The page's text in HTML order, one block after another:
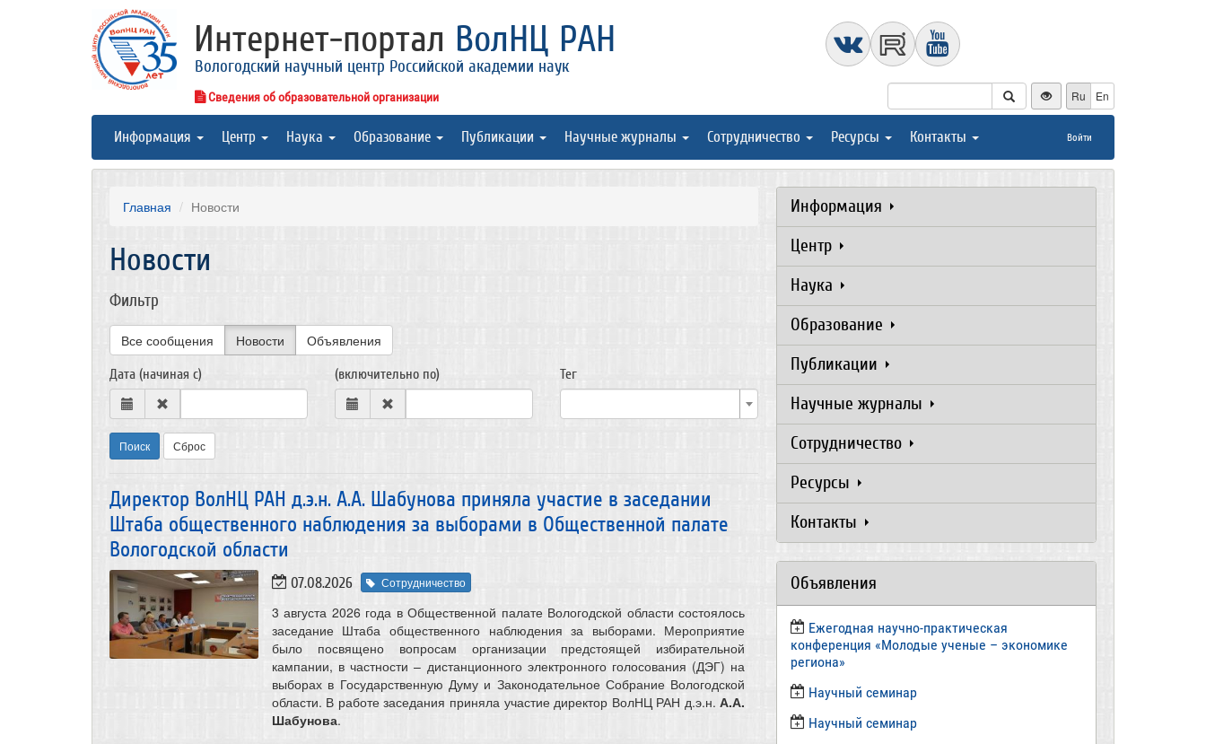
Интернет-портал ВолНЦ РАН
Вологодский научный центр Российской академии наук
Сведения об образовательной организации Ru En
Информация Центр Наука Образование Публикации Научные журналы Сотрудничество Ресурсы Контакты Войти
Главная Новости
Новости
Фильтр
Все сообщения Новости Объявления
Дата (начиная с) (включительно по) Тег
Поиск Сброс
Директор ВолНЦ РАН д.э.н. А.А. Шабунова приняла участие в заседании
Штаба общественного наблюдения за выборами в Общественной палате
Вологодской области
07.08.2026 Сотрудничество
3 августа 2026 года в Общественной палате Вологодской области состоялось
заседание Штаба общественного наблюдения за выборами. Мероприятие
было посвящено вопросам организации предстоящей избирательной
кампании, в частности – дистанционного электронного голосования (ДЭГ) на
выборах в Государственную Думу и Законодательное Собрание Вологодской
области. В работе заседания приняла участие директор ВолНЦ РАН д.э.н.А.А.
Шабунова.
Информация
Центр
Наука
Образование
Публикации
Научные журналы
Сотрудничество
Ресурсы
Контакты
Объявления
Ежегодная научно-практическая
конференция «Молодые ученые – экономике
региона»
​Научный семинар
​Научный семинар